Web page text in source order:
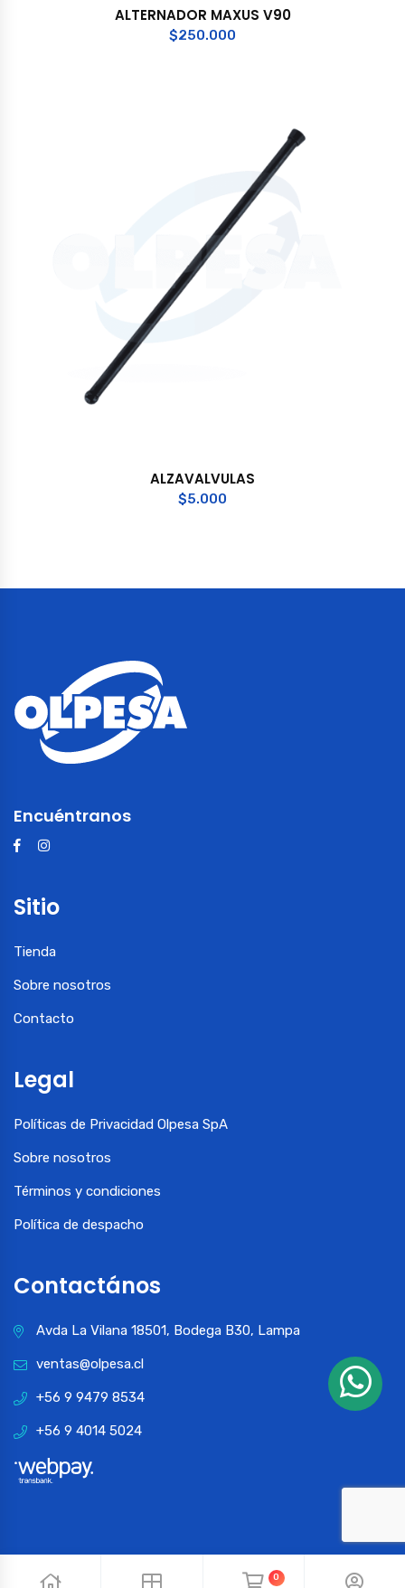
ALTERNADOR MAXUS V90
$250.000
ALZAVALVULAS
$5.000
Encuéntranos
Sitio
Tienda
Sobre nosotros
Contacto
Legal
Políticas de Privacidad Olpesa SpA
Sobre nosotros
Términos y condiciones
Política de despacho
Contactános
Avda La Vilana 18501, Bodega B30, Lampa
ventas@olpesa.cl
+56 9 9479 8534
+56 9 4014 5024
0